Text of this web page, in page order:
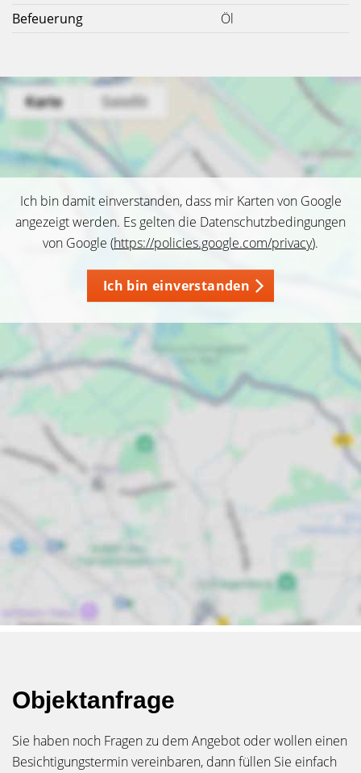
Befeuerung
Öl
Ich bin damit einverstanden, dass mir Karten von Google
angezeigt werden. Es gelten die Datenschutzbedingungen
von Google (https://policies.google.com/privacy).
Ich bin einverstanden
Objektanfrage
Sie haben noch Fragen zu dem Angebot oder wollen einen
Besichtigungstermin vereinbaren, dann füllen Sie einfach